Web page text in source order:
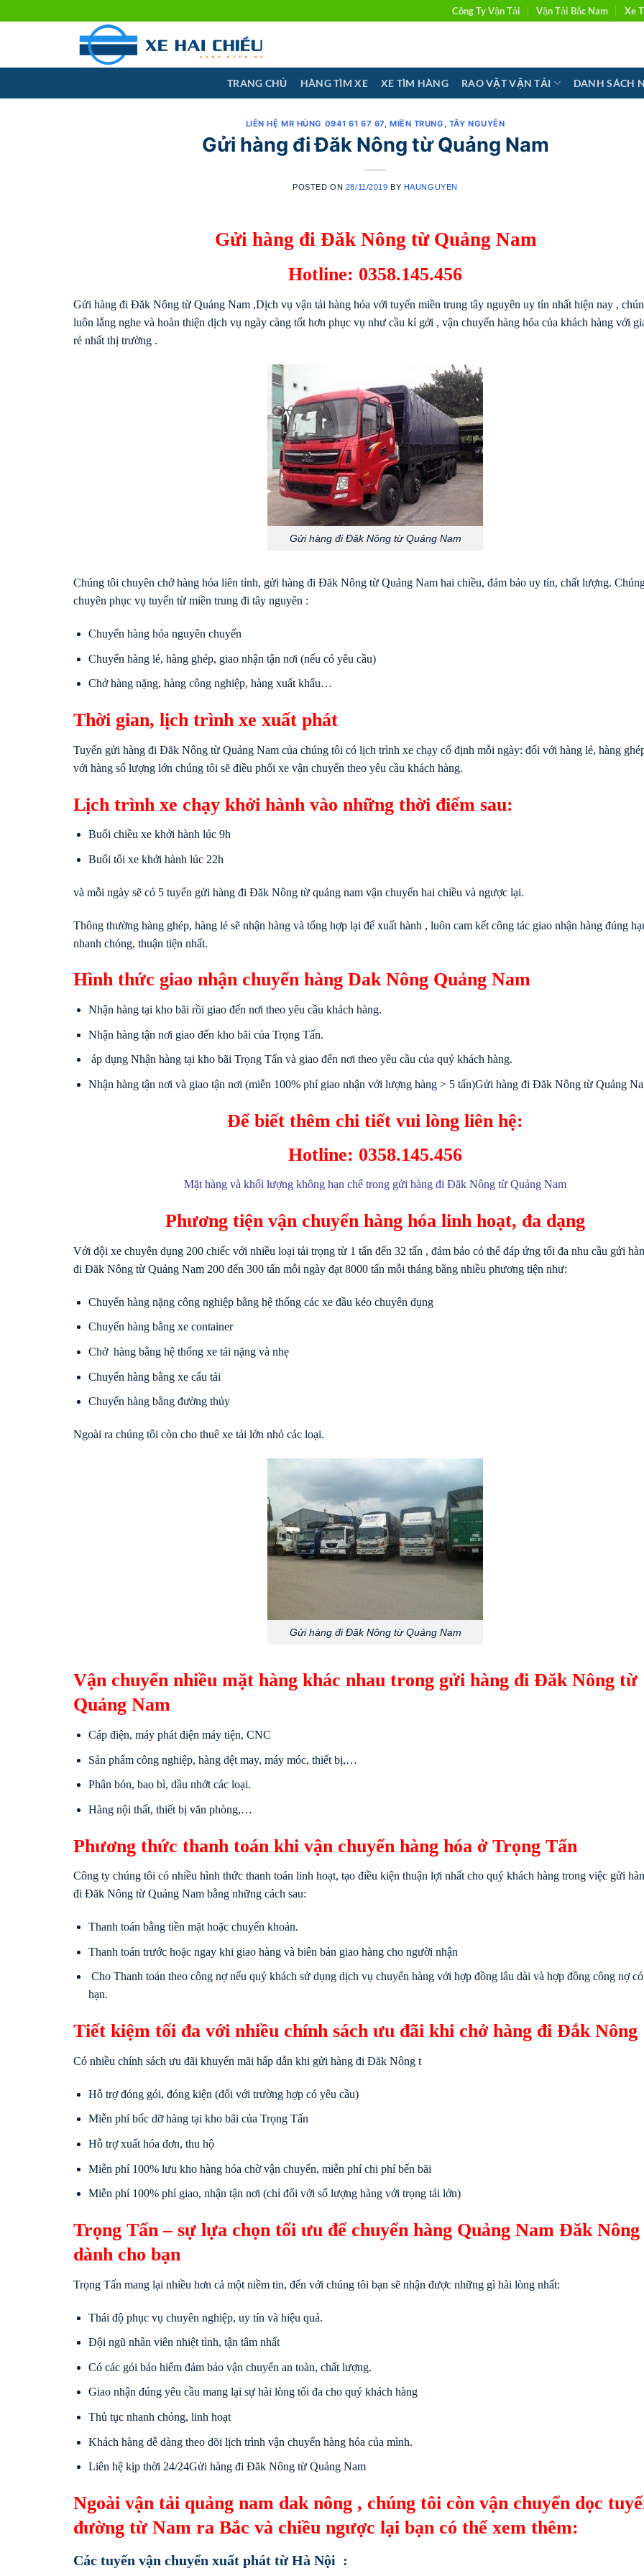
Công Ty Vận Tải Vận Tải Bắc Nam Xe
TRANG CHỦ HÀNG TÌM XE XE TÌM HÀNG RAO VẶT VẬN TẢI DANH SÁCH
LIÊN HỆ MR HÙNG 0941 61 67 67,MIỀN TRUNG , TÂY NGUYÊN
Gửi hàng đi Đăk Nông từ Quảng Nam
POSTED ON 28/11/2019 BY HAUNGUYEN
Gửi hàng đi Đăk Nông từ Quảng Nam
Hotline: 0358.145.456
Gửi hàng đi Đăk Nông từ Quảng Nam ,Dịch vụ vận tải hàng hóa với tuyến miền trung tây nguyên uy tín nhất hiện nay ,
luôn lắng nghe và hoàn thiện dịch vụ ngày càng tốt hơn phục vụ như cầu kí gởi , vận chuyển hàng hóa của khách hàng với
rẻ nhất thị trường .
Gửi hàng đi Đăk Nông từ Quảng Nam
Chúng tôi chuyên chở hàng hóa liên tỉnh, gửi hàng đi Đăk Nông từ Quảng Nam hai chiều, đảm bảo uy tín, chất lượng.
chuyên phục vụ tuyến từ miền trung đi tây nguyên :
Chuyển hàng hóa nguyên chuyến
Chuyển hàng lẻ, hàng ghép, giao nhận tận nơi (nếu có yêu cầu)
Chở hàng nặng, hàng công nghiệp, hàng xuất khẩu…
Thời gian, lịch trình xe xuất phát
Tuyến gửi hàng đi Đăk Nông từ Quảng Nam của chúng tôi có lịch trình xe chạy cố định mỗi ngày: đối với hàng lẻ, hàng
với hàng số lượng lớn chúng tôi sẽ điều phối xe vận chuyển theo yêu cầu khách hàng.
Lịch trình xe chạy khởi hành vào những thời điểm sau:
Buổi chiều xe khởi hành lúc 9h
Buổi tối xe khởi hành lúc 22h
và mỗi ngày sẽ có 5 tuyến gửi hàng đi Đăk Nông từ quảng nam vận chuyển hai chiều và ngược lại.
Thông thường hàng ghép, hàng lẻ sẽ nhận hàng và tổng hợp lại để xuất hành , luôn cam kết công tác giao nhận hàng đúng
nhanh chóng, thuận tiện nhất.
Hình thức giao nhận chuyển hàng Dak Nông Quảng Nam
Nhận hàng tại kho bãi rồi giao đến nơi theo yêu cầu khách hàng.
Nhận hàng tận nơi giao đến kho bãi của Trọng Tấn.
áp dụng Nhận hàng tại kho bãi Trọng Tấn và giao đến nơi theo yêu cầu của quý khách hàng.
Nhận hàng tận nơi và giao tận nơi (miễn 100% phí giao nhận với lượng hàng > 5 tấn)Gửi hàng đi Đăk Nông từ Quảng
Để biết thêm chi tiết vui lòng liên hệ:
Hotline: 0358.145.456
Mặt hàng và khối lượng không hạn chế trong gửi hàng đi Đăk Nông từ Quảng Nam
Phương tiện vận chuyển hàng hóa linh hoạt, đa dạng
Với đội xe chuyên dụng 200 chiếc với nhiều loại tải trọng từ 1 tấn đến 32 tấn , đảm bảo có thể đáp ứng tối đa nhu cầu gửi
đi Đăk Nông từ Quảng Nam 200 đến 300 tấn mỗi ngày đạt 8000 tấn mỗi tháng bằng nhiều phương tiện như:
Chuyển hàng nặng công nghiệp bằng hệ thống các xe đầu kéo chuyên dụng
Chuyển hàng bằng xe container
Chở hàng bằng hệ thống xe tải nặng và nhẹ
Chuyển hàng bằng xe cẩu tải
Chuyển hàng bằng đường thủy
Ngoài ra chúng tôi còn cho thuê xe tải lớn nhỏ các loại.
Gửi hàng đi Đăk Nông từ Quảng Nam
Vận chuyển nhiều mặt hàng khác nhau trong gửi hàng đi Đăk Nông từ
Quảng Nam
Cáp điện, máy phát điện máy tiện, CNC
Sản phẩm công nghiệp, hàng dệt may, máy móc, thiết bị,…
Phân bón, bao bì, dầu nhớt các loại.
Hàng nội thất, thiết bị văn phòng,…
Phương thức thanh toán khi vận chuyển hàng hóa ở Trọng Tấn
Công ty chúng tôi có nhiều hình thức thanh toán linh hoạt, tạo điều kiện thuận lợi nhất cho quý khách hàng trong việc gửi
đi Đăk Nông từ Quảng Nam bằng những cách sau:
Thanh toán bằng tiền mặt hoặc chuyển khoản.
Thanh toán trước hoặc ngay khi giao hàng và biên bản giao hàng cho người nhận
Cho Thanh toán theo công nợ nếu quý khách sử dụng dịch vụ chuyển hàng với hợp đồng lâu dài và hợp đồng công nợ
hạn.
Tiết kiệm tối đa với nhiều chính sách ưu đãi khi chở hàng đi Đắk Nông
Có nhiều chính sách ưu đãi khuyến mãi hấp dẫn khi gửi hàng đi Đăk Nông t
Hỗ trợ đóng gói, đóng kiện (đối với trường hợp có yêu cầu)
Miễn phí bốc dỡ hàng tại kho bãi của Trọng Tấn
Hỗ trợ xuất hóa đơn, thu hộ
Miễn phí 100% lưu kho hàng hóa chờ vận chuyển, miễn phí chi phí bến bãi
Miễn phí 100% phí giao, nhận tận nơi (chỉ đối với số lượng hàng với trọng tải lớn)
Trọng Tấn – sự lựa chọn tối ưu để chuyển hàng Quảng Nam Đăk Nông
dành cho bạn
Trọng Tấn mang lại nhiều hơn cả một niềm tin, đến với chúng tôi bạn sẽ nhận được những gì hài lòng nhất:
Thái độ phục vụ chuyên nghiệp, uy tín và hiệu quả.
Đội ngũ nhân viên nhiệt tình, tận tâm nhất
Có các gói bảo hiểm đảm bảo vận chuyển an toàn, chất lượng.
Giao nhận đúng yêu cầu mang lại sự hài lòng tối đa cho quý khách hàng
Thủ tục nhanh chóng, linh hoạt
Khách hàng dễ dàng theo dõi lịch trình vận chuyển hàng hóa của mình.
Liên hệ kịp thời 24/24Gửi hàng đi Đăk Nông từ Quảng Nam
Ngoài vận tải quảng nam dak nông , chúng tôi còn vận chuyển dọc
đường từ Nam ra Bắc và chiều ngược lại bạn có thể xem thêm:
Các tuyến vận chuyển xuất phát từ Hà Nội :